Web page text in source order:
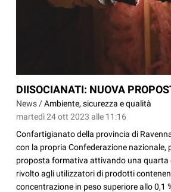
DIISOCIANATI: NUOVA
News /Ambiente, sicurezza e qualità
martedì 24 ott 2023 alle 11:16
Confartigianato della provincia di
con la propria Confederazione nazionale,
proposta formativa attivando una quarta
rivolto agli utilizzatori di prodotti
concentrazione in peso superiore allo 0,1